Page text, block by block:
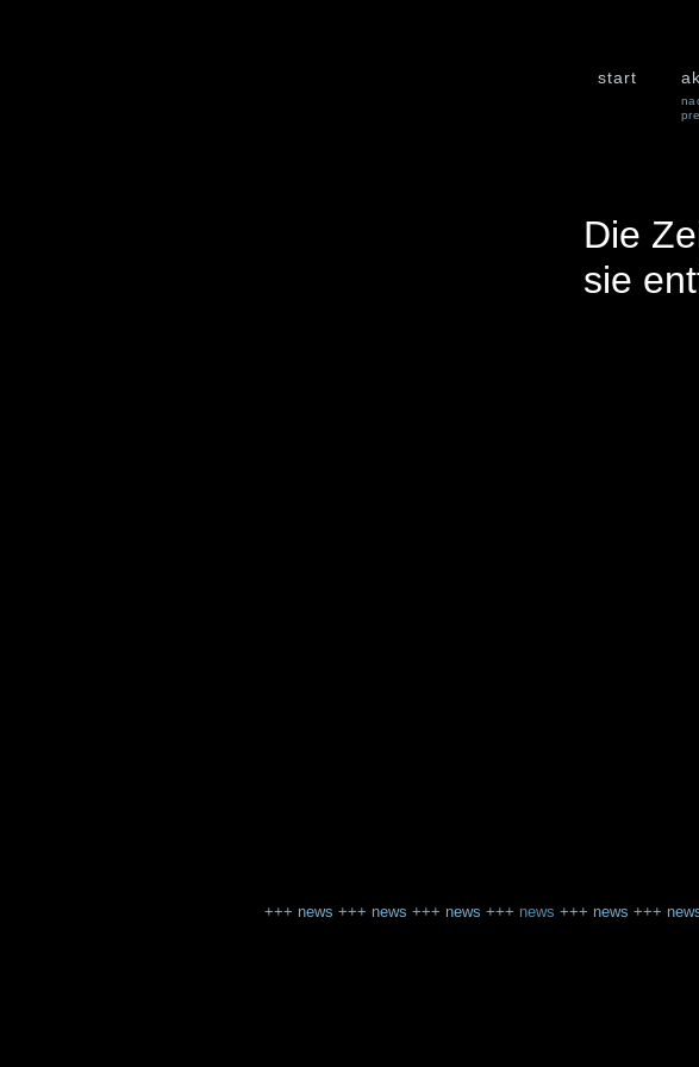
start
Die
sie
+++ news +++ news +++ news +++ news +++ news +++